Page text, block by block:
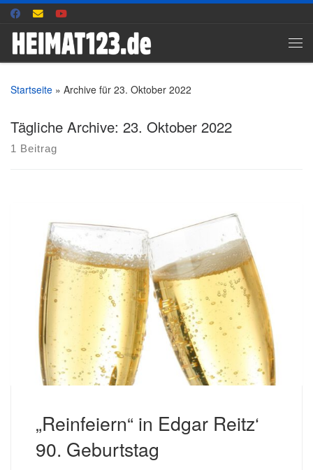
Zum Inhalt springen
Startseite » Archive für 23. Oktober 2022
Tägliche Archive: 23. Oktober 2022
1 Beitrag
„Reinfeiern“ in Edgar Reitz‘
90. Geburtstag